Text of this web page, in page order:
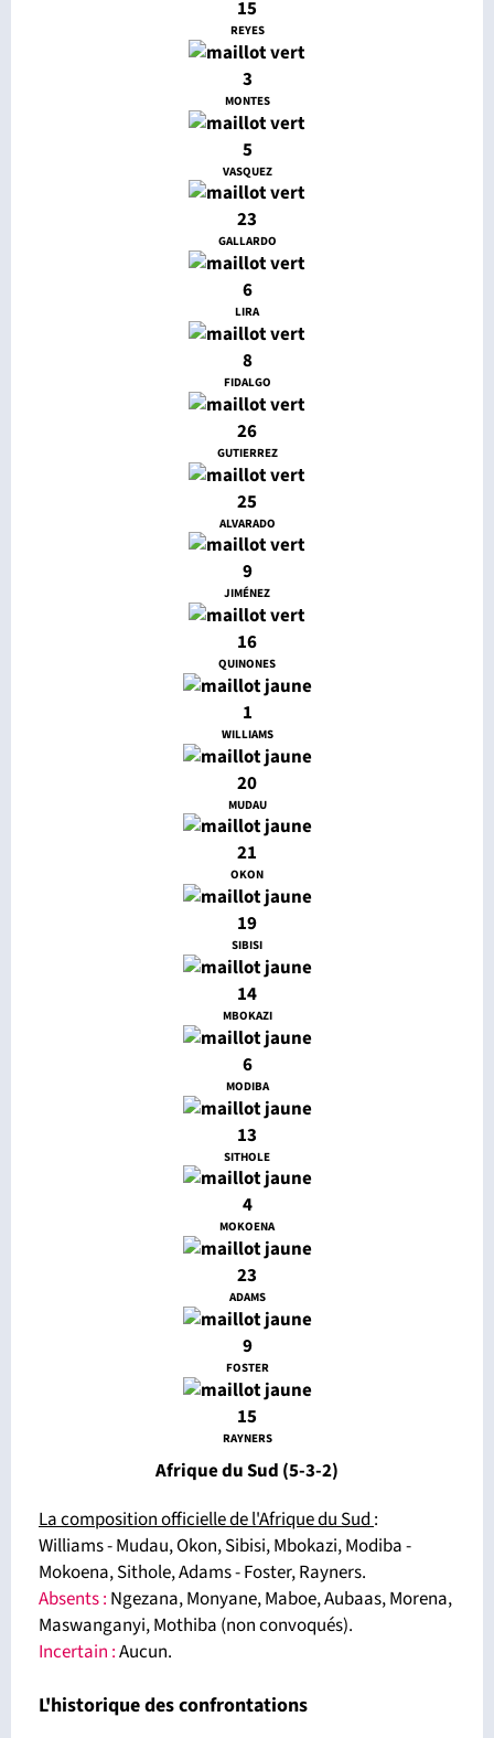
15
REYES
3
MONTES
5
VASQUEZ
23
GALLARDO
6
LIRA
8
FIDALGO
26
GUTIERREZ
25
ALVARADO
9
JIMÉNEZ
16
QUINONES
1
WILLIAMS
20
MUDAU
21
OKON
19
SIBISI
14
MBOKAZI
6
MODIBA
13
SITHOLE
4
MOKOENA
23
ADAMS
9
FOSTER
15
RAYNERS
Afrique du Sud (5-3-2)
La composition officielle de l'Afrique du Sud :
Williams - Mudau, Okon, Sibisi, Mbokazi, Modiba -
Mokoena, Sithole, Adams - Foster, Rayners.
Absents : Ngezana, Monyane, Maboe, Aubaas, Morena,
Maswanganyi, Mothiba (non convoqués).
Incertain :Aucun.
L'historique des confrontations